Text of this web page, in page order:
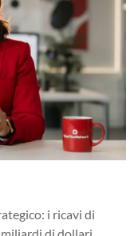
i ricavi di
di dollari,